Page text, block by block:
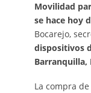
Movilidad
se hace hoy
Bocarejo,
dispositivos
Barranquilla,
La compra